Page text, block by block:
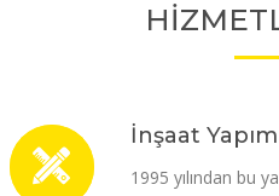
İnşaat
1995 yılından bu